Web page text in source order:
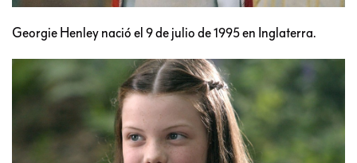
Georgie Henley nació el 9 de julio de 1995 en Inglaterra.